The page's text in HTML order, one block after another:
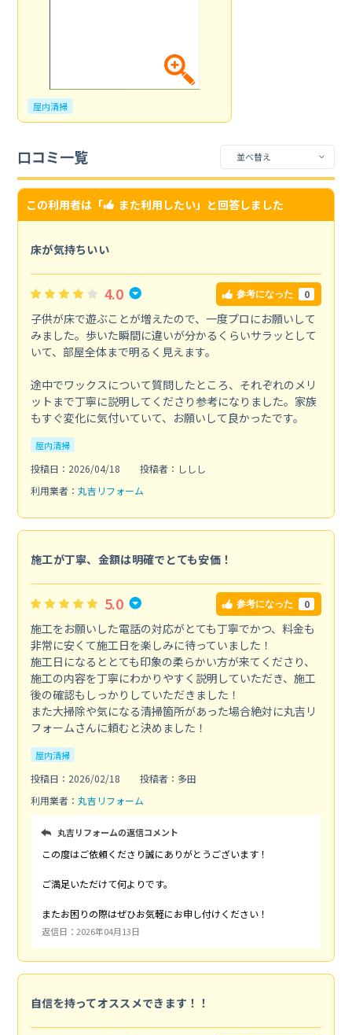
屋内清掃
口コミ一覧
この利用者は「 また利用したい」と回答しました
床が気持ちいい
4.0 参考になった 0
子供が床で遊ぶことが増えたので、一度プロにお願いして
みました。歩いた瞬間に違いが分かるくらいサラッとして
いて、部屋全体まで明るく見えます。
途中でワックスについて質問したところ、それぞれのメリ
ットまで丁寧に説明してくださり参考になりました。家族
もすぐ変化に気付いていて、お願いして良かったです。
屋内清掃
投稿日：2026/04/18
投稿者：ししし
利用業者： 丸吉リフォーム
施工が丁寧、金額は明確でとても安価！
5.0 参考になった 0
施工をお願いした電話の対応がとても丁寧でかつ、料金も
非常に安くて施工日を楽しみに待っていました！
施工日になるととても印象の柔らかい方が来てくださり、
施工の内容を丁寧にわかりやすく説明していただき、施工
後の確認もしっかりしていただきました！
また大掃除や気になる清掃箇所があった場合絶対に丸吉リ
フォームさんに頼むと決めました！
屋内清掃
投稿日：2026/02/18
投稿者：多田
利用業者： 丸吉リフォーム
丸吉リフォームの返信コメント
この度はご依頼くださり誠にありがとうございます！
ご満足いただけて何よりです。
またお困りの際はぜひお気軽にお申し付けください！
返信日：2026年04月13日
自信を持ってオススメできます！！